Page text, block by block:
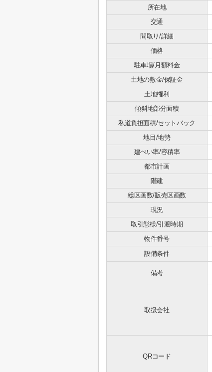
所在地
交通
間取り/詳細
価格
駐車場/月額料金
土地の敷金/保証金
土地権利
傾斜地部分面積
私道負担面積/セットバック
地目/地勢
建ぺい率/容積率
都市計画
階建
総区画数/販売区画数
現況
取引態様/引渡時期
物件番号
設備条件
備考
取扱会社
QRコード